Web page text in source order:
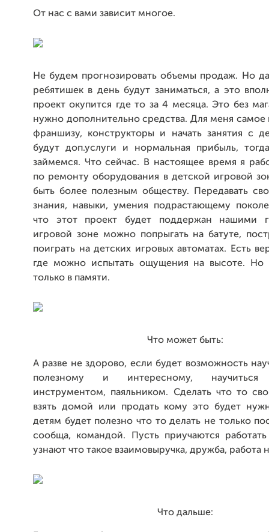
От нас с вами зависит многое.
Не будем прогнозировать объемы продаж. Но
ребятишек в день будут заниматься, а это
проект окупится где то за 4 месяца. Это без
нужно дополнительно средства. Для меня самое
франшизу, конструкторы и начать занятия с
будут доп.услуги и нормальная прибыль,
займемся. Что сейчас. В настоящее время я
по ремонту оборудования в детской игровой
быть более полезным обществу. Передавать
знания, навыки, умения подрастающему
что этот проект будет поддержан нашими
игровой зоне можно попрыгать на батуте,
поиграть на детских игровых автоматах. Есть
где можно испытать ощущения на высоте. Но
только в памяти.
Что может быть:
А разве не здорово, если будет возможность
полезному и интересному, научиться
инструментом, паяльником. Сделать что то
взять домой или продать кому это будет
детям будет полезно что то делать не только
сообща, командой. Пусть приучаются работать
узнают что такое взаимовыручка, дружба, работа
Что дальше: